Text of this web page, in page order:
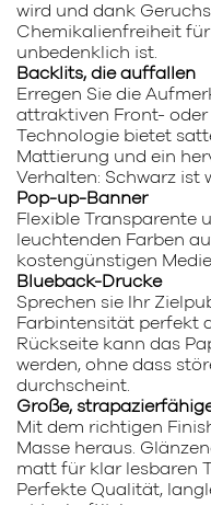
wird und dank
Chemikalienfreiheit
unbedenklich ist.
Backlits, die auffallen
Erregen Sie die
attraktiven Front- oder
Technologie bietet
Mattierung und ein
Verhalten: Schwarz ist
Pop-up-Banner
Flexible Transparente
leuchtenden Farben
kostengünstigen
Blueback-Drucke
Sprechen sie Ihr
Farbintensität perfekt
Rückseite kann das
werden, ohne dass
durchscheint.
Große,
Mit dem richtigen
Masse heraus.
matt für klar lesbaren
Perfekte Qualität,